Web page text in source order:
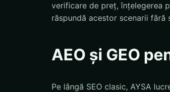
verificare de preț, înțelegerea
răspundă acestor scenarii
AEO și GEO
Pe lângă SEO clasic, AYSA